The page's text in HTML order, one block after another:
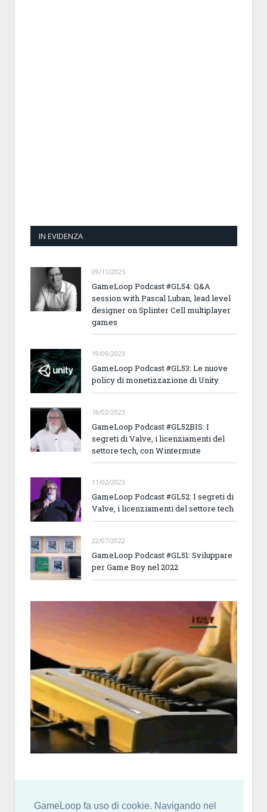
GameLoop fa uso di cookie. Navigando nel
IN EVIDENZA
09/11/2025
GameLoop Podcast #GL54: Q&A
session with Pascal Luban, lead level
designer on Splinter Cell multiplayer
games
19/09/2023
GameLoop Podcast #GL53: Le nuove
policy di monetizzazione di Unity
18/02/2023
GameLoop Podcast #GL52BIS: I
segreti di Valve, i licenziamenti del
settore tech, con Wintermute
11/02/2023
GameLoop Podcast #GL52: I segreti di
Valve, i licenziamenti del settore tech
22/07/2022
GameLoop Podcast #GL51: Sviluppare
per Game Boy nel 2022